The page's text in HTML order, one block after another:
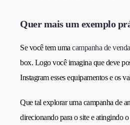
Quer mais um exemplo
Se você tem umacampanha de
box. Logo você imagina que deve
Instagram esses equipamentos e os
Que tal explorar uma campanha de
direcionando para o site e atingindo